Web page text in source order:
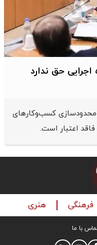
حق ندارد
محدودسازی کسب‌وکارهای
اعتبار است.
فرهنگی هنری
با ما